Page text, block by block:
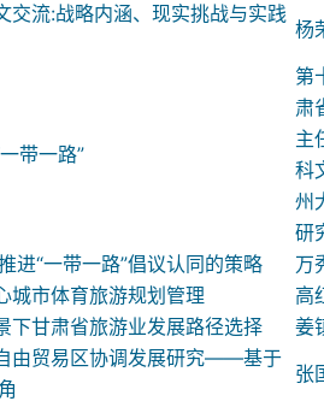
交流:战略内涵、现实挑战与实践
杨
一带一路”
第
肃
主
科
州
研
进“一带一路”倡议认同的策略
万
城市体育旅游规划管理
高
下甘肃省旅游业发展路径选择
姜
由贸易区协调发展研究——基于
张